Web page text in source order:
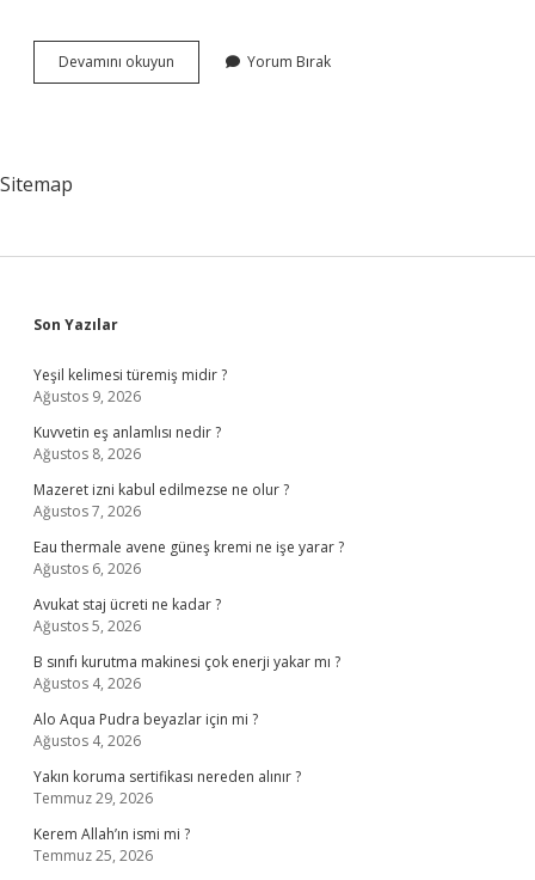
Devamını okuyun
Karar
Yorum Bırak
Sitemap
Sidebar
Son Yazılar
Yeşil kelimesi türemiş midir ?
Ağustos 9, 2026
Kuvvetin eş anlamlısı nedir ?
Ağustos 8, 2026
Mazeret izni kabul edilmezse ne olur ?
Ağustos 7, 2026
Eau thermale avene güneş kremi ne işe yarar ?
Ağustos 6, 2026
Avukat staj ücreti ne kadar ?
Ağustos 5, 2026
B sınıfı kurutma makinesi çok enerji yakar mı ?
Ağustos 4, 2026
Alo Aqua Pudra beyazlar için mi ?
Ağustos 4, 2026
Yakın koruma sertifikası nereden alınır ?
Temmuz 29, 2026
Kerem Allah’ın ismi mi ?
Temmuz 25, 2026